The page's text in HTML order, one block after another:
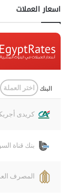
اسعار العملات